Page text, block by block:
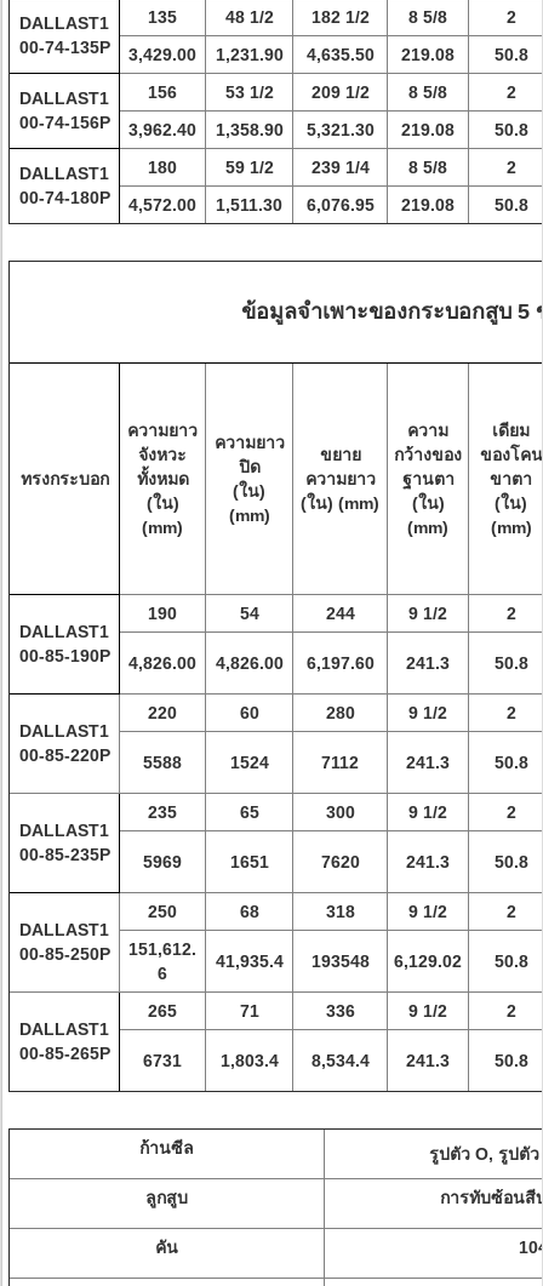
DALLAST1
00-74-135P
135 48 1/2 182 1/2 8 5/8
2
3,429.00
1,231.90 4,635.50 219.08 50.8
DALLAST1
00-74-156P
156 53 1/2 209 1/2 8 5/8
2
3,962.40
1,358.90 5,321.30 219.08 50.8
DALLAST1
00-74-180P
180 59 1/2 239 1/4 8 5/8
2
4,572.00
1,511.30 6,076.95 219.08 50.8
ข้อมูลจำเพาะของกระบอกสูบ 5
ทรงกระบอก
ความยาว
จังหวะ
ทั้งหมด
(ใน)
(mm)
ความยาว
ปิด
(ใน)
(mm)
ขยาย
ความยาว
(ใน) (mm)
ความ
กว้างของ
ฐานตา
(ใน)
(mm)
เดียม
ของโคน
ขาตา
(ใน)
(mm)
DALLAST1
00-85-190P
190 54 244 9 1/2 2
4,826.00 4,826.00 6,197.60 241.3 50.8
DALLAST1
00-85-220P
220 60 280 9 1/2 2
5588 1524 7112 241.3 50.8
DALLAST1
00-85-235P
235 65 300 9 1/2 2
5969 1651 7620 241.3 50.8
DALLAST1
00-85-250P
250 68 318 9 1/2
2
151,612.
6
41,935.4 193548 6,129.02 50.8
DALLAST1
00-85-265P
265 71 336 9 1/2 2
6731 1,803.4 8,534.4 241.3 50.8
ก้านซีล รูปตัว O, รูปตั
ลูกสูบ การทับซ้อนสี
คัน